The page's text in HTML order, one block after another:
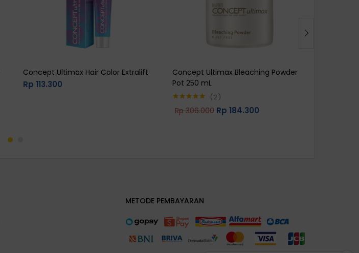
Concept Ultimax Hair Color Extralift
Rp 113.300
Concept Ultimax Bleaching Powder
Pot 250 mL
Rated5.00
2
Rp306.000 Rp 184.300
METODE PEMBAYARAN